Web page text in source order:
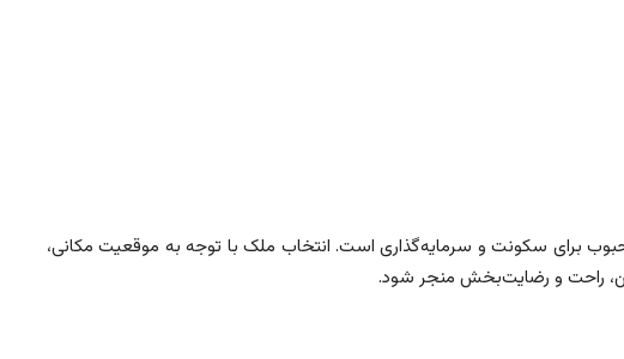
برای سکونت و سرمایه‌گذاری است. انتخاب ملک با توجه به موقعیت مکانی،
راحت و رضایت‌بخش منجر شود.